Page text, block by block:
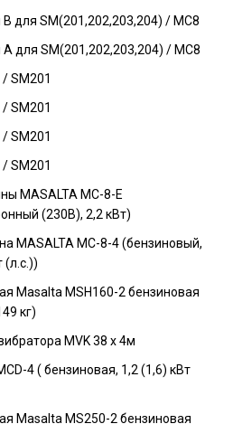
для SM(201,202,203,204) / MC8
для SM(201,202,203,204) / MC8
SM201
SM201
SM201
SM201
MASALTA MC-8-E
(230В), 2,2 кВт)
MASALTA MC-8-4 (бензиновый,
(л.с.))
Masalta MSH160-2 бензиновая
кг)
MVK 38 х 4м
4 ( бензиновая, 1,2 (1,6) кВт
Masalta MS250-2 бензиновая